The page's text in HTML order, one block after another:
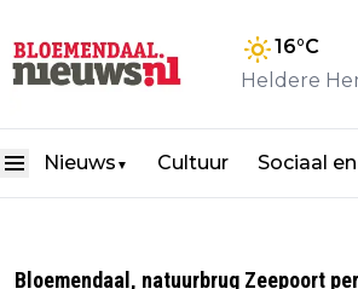
16°C
Heldere
Nieuws ▼ Cultuur Sociaal
Bloemendaal, natuurbrug Zeepoort